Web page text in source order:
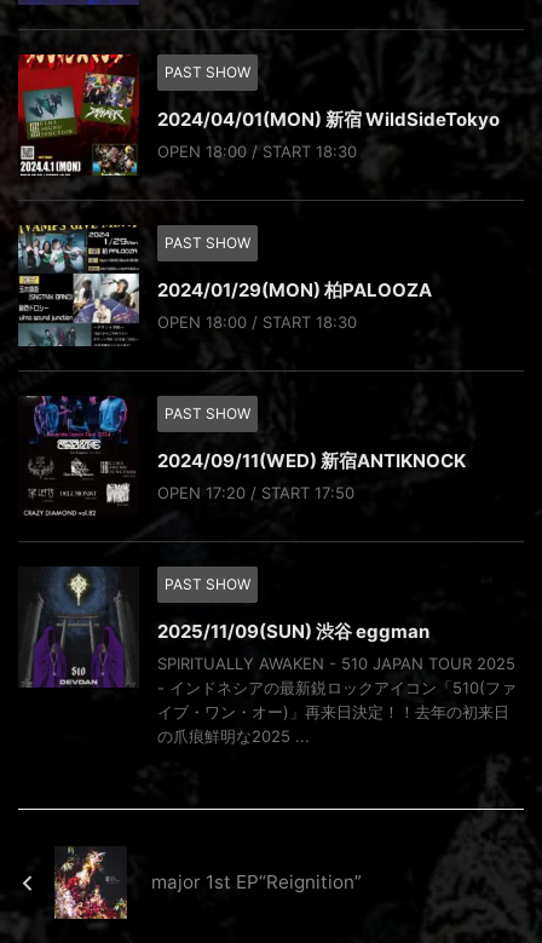
PAST SHOW
2024/04/01(MON) 新宿 WildSideTokyo
OPEN 18:00 / START 18:30
PAST SHOW
2024/01/29(MON) 柏PALOOZA
OPEN 18:00 / START 18:30
PAST SHOW
2024/09/11(WED) 新宿ANTIKNOCK
OPEN 17:20 / START 17:50
PAST SHOW
2025/11/09(SUN) 渋谷 eggman
SPIRITUALLY AWAKEN - 510 JAPAN TOUR 2025
- インドネシアの最新鋭ロックアイコン「510(ファ
イブ・ワン・オー)」再来日決定！！去年の初来日
の爪痕鮮明な2025 ...
major 1st EP“Reignition”